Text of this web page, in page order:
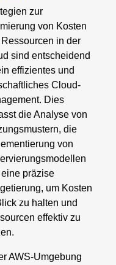
zur
von Kosten
in der
sind entscheidend
effizientes und
Cloud-
Dies
die Analyse von
die
von
präzise
um Kosten
zu halten und
effektiv zu
AWS-Umgebung